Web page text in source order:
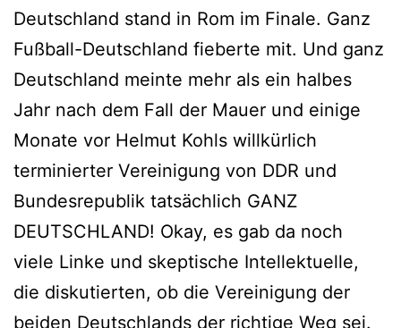
Deutschland stand in Rom im Finale. Ganz
Fußball-Deutschland fieberte mit. Und ganz
Deutschland meinte mehr als ein halbes
Jahr nach dem Fall der Mauer und einige
Monate vor Helmut Kohls willkürlich
terminierter Vereinigung von DDR und
Bundesrepublik tatsächlich GANZ
DEUTSCHLAND! Okay, es gab da noch
viele Linke und skeptische Intellektuelle,
die diskutierten, ob die Vereinigung der
beiden Deutschlands der richtige Weg sei.